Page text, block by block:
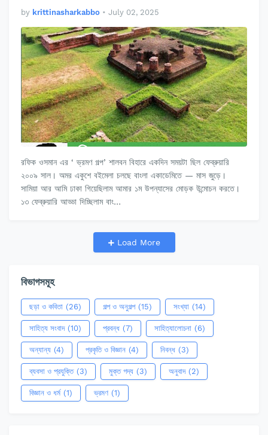
by krittinasharkabbo • July 02, 2025
রফিক ওসমান এর ‘ ভ্রমণ গল্প’ শালবন বিহারে একদিন সময়টা ছিল ফেব্রুয়ারি
২০০৯ সাল। অমর একুশে বইমেলা চলছে বাংলা একাডেমিতে — মাস জুড়ে।
সামিয়া আর আমি ঢাকা গিয়েছিলাম আমার ১ম উপন্যাসের মোড়ক উন্মোচন করতে।
১৩ ফেব্রুয়ারি আড্ডা দিচ্ছিলাম বাং…
Load More
বিভাগসমূহ
ছড়া ও কবিতা (26) গল্প ও অনুগল্প (15) সংখ্যা (14)
সাহিত্য সংবাদ (10) প্রবন্ধ (7) সাহিত্যালোচনা (6)
অন্যান্য (4) প্রকৃতি ও বিজ্ঞান (4) নিবন্ধ (3)
ব্যবসা ও প্রযুক্তি (3) মুক্ত গদ্য (3) অনুবাদ (2)
বিজ্ঞান ও ধর্ম (1) ভ্রমণ (1)